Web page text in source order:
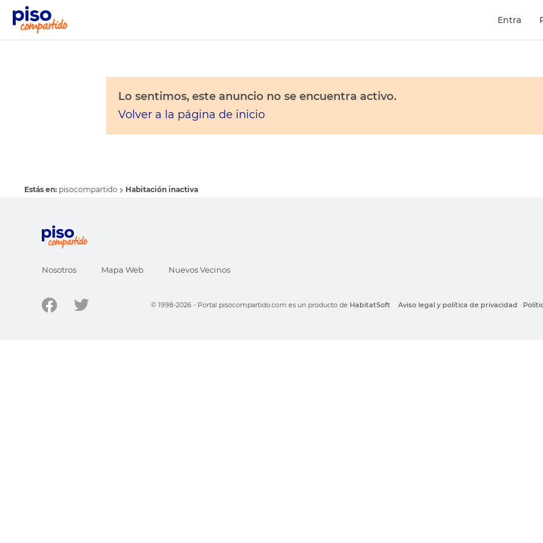
Entra
Lo sentimos, este anuncio no se encuentra activo.
Volver a la página de inicio
Estás en: pisocompartido Habitación inactiva
Nosotros Mapa Web Nuevos Vecinos
© 1998-2026 - Portal pisocompartido.com es un producto de HabitatSoft Aviso legal y política de privacidad ·